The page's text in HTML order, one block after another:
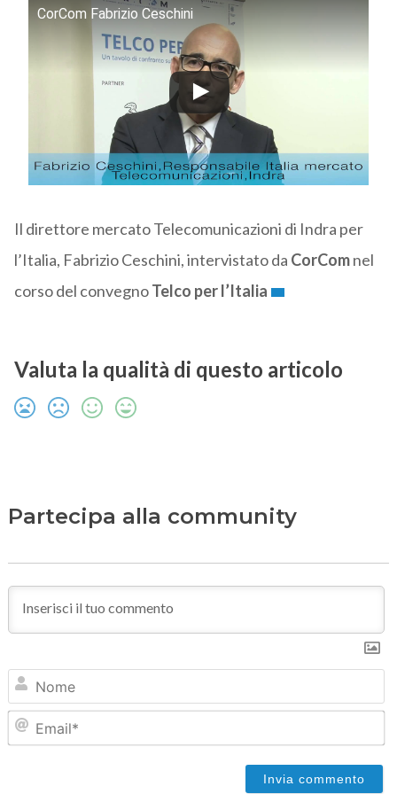
CorCom Fabrizio Ceschini
Il direttore mercato Telecomunicazioni di Indra per
l’Italia, Fabrizio Ceschini, intervistato da CorComnel
corso del convegnoTelco per l’Italia
Valuta la qualità di questo articolo
Partecipa alla community